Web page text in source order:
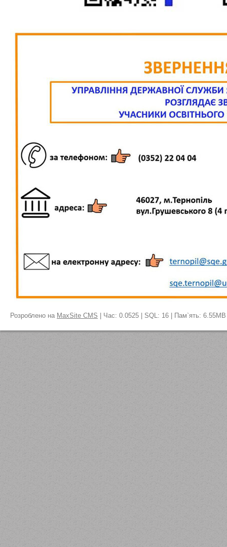
Розроблено на MaxSite CMS | Час: 0.0525 | SQL: 16 | Пам`ять: 6.55MB